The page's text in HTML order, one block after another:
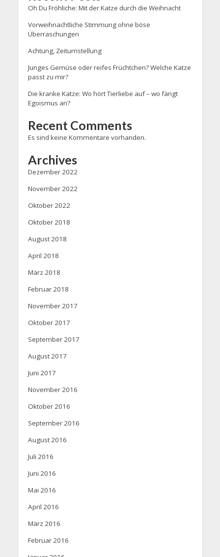
Oh Du Fröhliche: Mit der Katze durch die Weihnacht
Vorweihnachtliche Stimmung ohne böse
Überraschungen
Achtung, Zeitumstellung
Junges Gemüse oder reifes Früchtchen? Welche Katze
passt zu mir?
Die kranke Katze: Wo hört Tierliebe auf – wo fängt
Egoismus an?
Recent Comments
Es sind keine Kommentare vorhanden.
Archives
Dezember 2022
November 2022
Oktober 2022
Oktober 2018
August 2018
April 2018
März 2018
Februar 2018
November 2017
Oktober 2017
September 2017
August 2017
Juni 2017
November 2016
Oktober 2016
September 2016
August 2016
Juli 2016
Juni 2016
Mai 2016
April 2016
März 2016
Februar 2016